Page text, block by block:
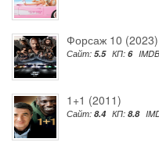
Форсаж 10 (2023)
Сайт: 5.5 КП: 6
1+1 (2011)
Сайт: 8.4 КП: 8.8